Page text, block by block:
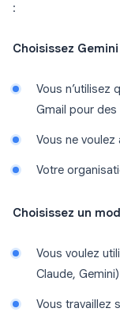
:
Choisissez Gemini
Vous n’utilisez
Gmail pour des
Vous ne
Votre
Choisissez un
Vous voulez
Claude,
Vous travaillez